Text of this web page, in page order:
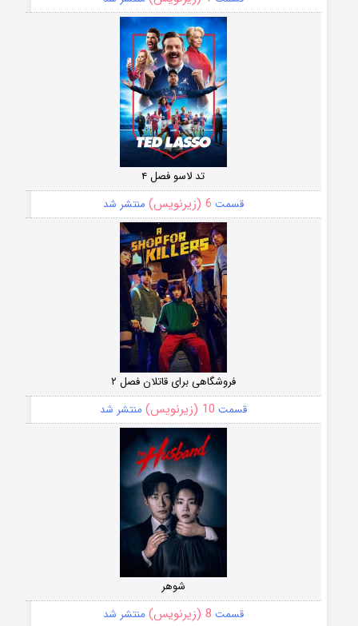
تد لاسو فصل ۴
قسمت 6 (زیرنویس) منتشر شد
فروشگاهی برای قاتلان فصل ۲
قسمت 10 (زیرنویس) منتشر شد
شوهر
قسمت 8 (زیرنویس) منتشر شد